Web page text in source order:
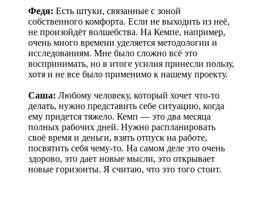
Федя: Есть штуки, связанные с зоной
собственного комфорта. Если не выходить из неё,
не произойдёт волшебства. На Кемпе, например,
очень много времени уделяется методологии и
исследованиям. Мне было сложно всё это
воспринимать, но в итоге усилия принесли пользу,
хотя и не все было применимо к нашему проекту.
Саша: Любому человеку, который хочет что-то
делать, нужно представить себе ситуацию, когда
ему придется тяжело. Кемп — это два месяца
полных рабочих дней. Нужно распланировать
своё время и деньги, взять отпуск на работе,
посвятить себя чему-то. На самом деле это очень
здорово, это дает новые мысли, это открывает
новые горизонты. Я считаю, что это того стоит.